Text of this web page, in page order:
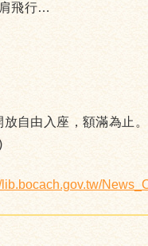
飛行…
放自由入座，額滿為止
lib.bocach.gov.tw/